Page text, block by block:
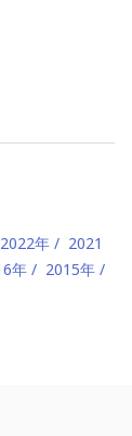
2022年
2021
年
2015年